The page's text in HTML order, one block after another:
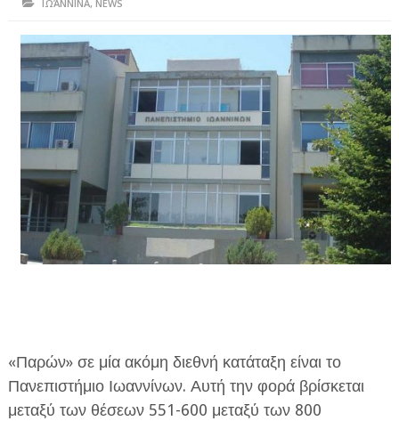
ΗΠΕΙΡΟΣ
ΠΡΕΒΕΖΑ
ΑΡΤΑ
ΙΩΑΝΝΙΝΑ
ΘΕΣΠΡΩΤΙΑ
ΙΟΝΙΑ ΝΗΣΙΑ
ΚΑΙ ΕΛΛΑΔΑ
ΥΓΕΙΑ-ΟΜΟΡΦΙΑ
ΤΕΧΝΟΛΟΓΙΑ
ΔΙΕΘΝΗ
ΙΩΆΝΝΙΝΑ, NEWS
«Παρών» σε μία ακόμη διεθνή κατάταξη είναι το
Πανεπιστήμιο Ιωαννίνων. Αυτή την φορά βρίσκεται
μεταξύ των θέσεων 551-600 μεταξύ των 800